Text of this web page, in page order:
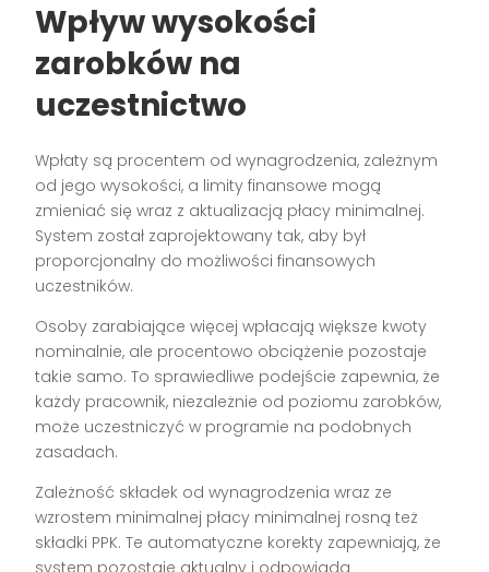
Wpływ wysokości
zarobków na
uczestnictwo
Wpłaty są procentem od wynagrodzenia, zależnym
od jego wysokości, a limity finansowe mogą
zmieniać się wraz z aktualizacją płacy minimalnej.
System został zaprojektowany tak, aby był
proporcjonalny do możliwości finansowych
uczestników.
Osoby zarabiające więcej wpłacają większe kwoty
nominalnie, ale procentowo obciążenie pozostaje
takie samo. To sprawiedliwe podejście zapewnia, że
każdy pracownik, niezależnie od poziomu zarobków,
może uczestniczyć w programie na podobnych
zasadach.
Zależność składek od wynagrodzenia wraz ze
wzrostem minimalnej płacy minimalnej rosną też
składki PPK. Te automatyczne korekty zapewniają, że